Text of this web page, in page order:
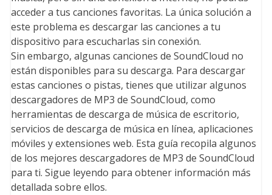
acceder a tus canciones favoritas. La única solución a
este problema es descargar las canciones a tu
dispositivo para escucharlas sin conexión.
Sin embargo, algunas canciones de SoundCloud no
están disponibles para su descarga. Para descargar
estas canciones o pistas, tienes que utilizar algunos
descargadores de MP3 de SoundCloud, como
herramientas de descarga de música de escritorio,
servicios de descarga de música en línea, aplicaciones
móviles y extensiones web. Esta guía recopila algunos
de los mejores descargadores de MP3 de SoundCloud
para ti. Sigue leyendo para obtener información más
detallada sobre ellos.